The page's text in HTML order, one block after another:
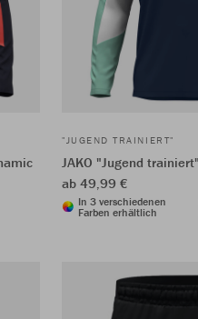
"JUGEND TRAINIERT"
JAKO "Jugend
ab 49,99 €
In 3 verschiedenen
Farben erhältlich